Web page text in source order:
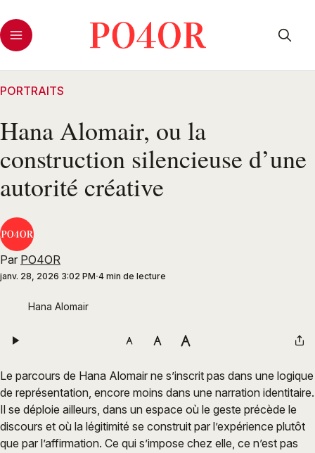
PORTRAITS
Hana Alomair, ou la
construction silencieuse d’une
autorité créative
Par PO4OR
janv. 28, 2026 3:02 PM 4 min de lecture
Hana Alomair
Le parcours de Hana Alomair ne s’inscrit pas dans une logique
de représentation, encore moins dans une narration identitaire.
Il se déploie ailleurs, dans un espace où le geste précède le
discours et où la légitimité se construit par l’expérience plutôt
que par l’affirmation. Ce qui s’impose chez elle, ce n’est pas